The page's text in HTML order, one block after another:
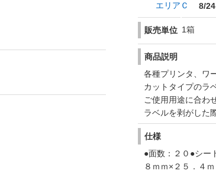
エリアＣ
8/24
販売単位 1箱
商品説明
各種プリンタ、ワ
カットタイプのラ
ご使用用途に合わ
ラベルを剥がした
仕様
●面数：２０●シー
８ｍｍ×２５．４